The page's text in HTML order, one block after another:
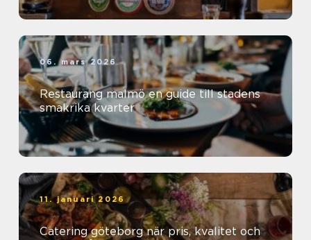
06. mars 2026
Restaurang malmö en guide till stadens
smakrika kvarter
11. januari 2026
Catering göteborg när pris, kvalitet och